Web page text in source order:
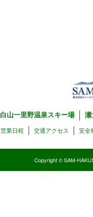
白山一里野温泉スキー場 瀬
営業日程 交通アクセス 安全
Copyright © SAM-